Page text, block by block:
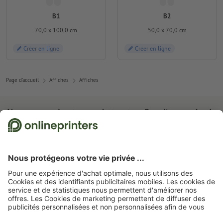
B1
70,0 x 100,0 cm
Créer en ligne
B2
50,0 x 70,0 cm
Créer en ligne
Page d'accueil Affiches Affiches
À propos de nous
L'entreprise
Service
Abonnez-vous à notre newsletter et profitez d'une remise de
15 %